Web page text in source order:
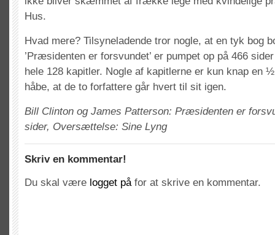
Hus.
Hvad mere? Tilsyneladende tror nogle, at en tyk bog
’Præsidenten er forsvundet’ er pumpet op på 466
hele 128 kapitler. Nogle af kapitlerne er kun knap en
håbe, at de to forfattere går hvert til sit igen.
Bill Clinton og James Patterson: Præsidenten er
sider, Oversættelse: Sine Lyng
Skriv en kommentar!
Du skal være logget påfor at skrive en kommentar.